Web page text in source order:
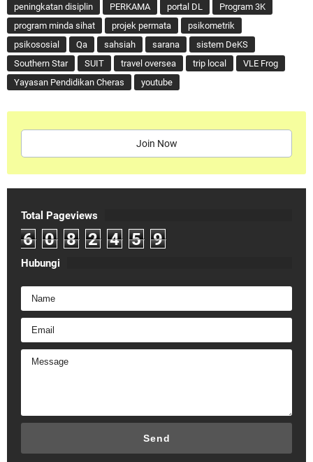
peningkatan disiplin
PERKAMA portal DL
Program 3K
program minda sihat
projek permata
psikometrik
psikososial
Qa sahsiah sarana
sistem DeKS
Southern Star
SUIT travel oversea trip local
VLE Frog
Yayasan Pendidikan Cheras
youtube
Join Now
Total Pageviews
6 0 8 2 4 5 9
Hubungi